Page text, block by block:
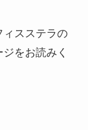
ィスステラの
をお読みく